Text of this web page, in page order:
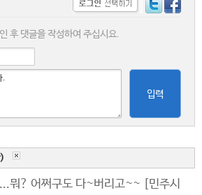
후 댓글을 작성하여 주십시요.
입력
뭐? 어쩌구도 다~버리고~~ [민주시